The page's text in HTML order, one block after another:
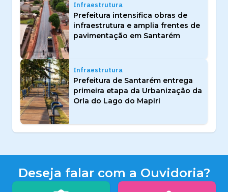
Infraestrutura
Prefeitura intensifica obras de
infraestrutura e amplia frentes de
pavimentação em Santarém
Infraestrutura
Prefeitura de Santarém entrega
primeira etapa da Urbanização da
Orla do Lago do Mapiri
Deseja falar com a Ouvidoria?